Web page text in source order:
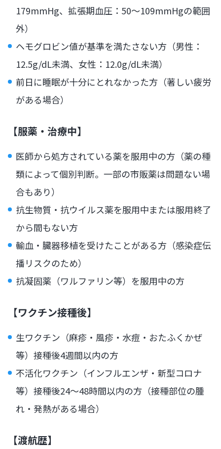
179mmHg、拡張期血圧：50〜109mmHgの範囲
外）
ヘモグロビン値が基準を満たさない方（男性：
12.5g/dL未満、女性：12.0g/dL未満）
前日に睡眠が十分にとれなかった方（著しい疲労
がある場合）
【服薬・治療中】
医師から処方されている薬を服用中の方（薬の種
類によって個別判断。一部の市販薬は問題ない場
合もあり）
抗生物質・抗ウイルス薬を服用中または服用終了
から間もない方
輸血・臓器移植を受けたことがある方（感染症伝
播リスクのため）
抗凝固薬（ワルファリン等）を服用中の方
【ワクチン接種後】
生ワクチン（麻疹・風疹・水痘・おたふくかぜ
等）接種後4週間以内の方
不活化ワクチン（インフルエンザ・新型コロナ
等）接種後24〜48時間以内の方（接種部位の腫
れ・発熱がある場合）
【渡航歴】